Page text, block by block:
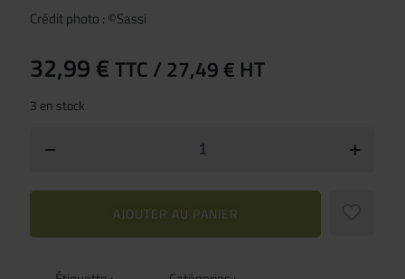
Crédit photo : ©Sassi
32,99€ TTC / 27,49 € HT
3 en stock
AJOUTER AU PANIER